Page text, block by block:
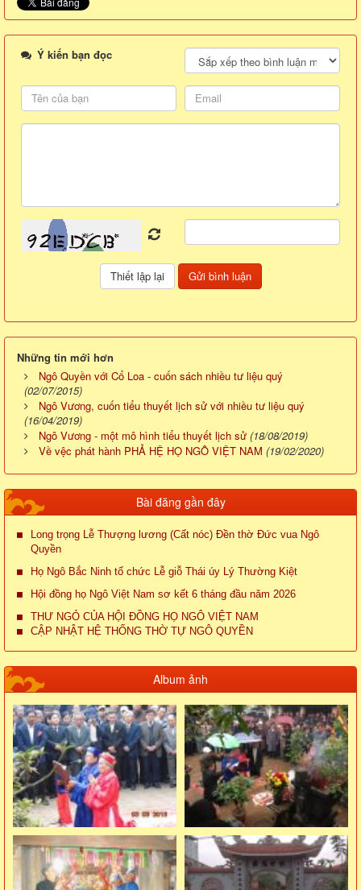
Ý kiến bạn đọc
Những tin mới hơn
Ngô Quyền với Cổ Loa - cuốn sách nhiều tư liệu quý
(02/07/2015)
Ngô Vương, cuốn tiểu thuyết lịch sử với nhiều tư liệu quý
(16/04/2019)
Ngô Vương - một mô hình tiểu thuyết lịch sử (18/08/2019)
Về vệc phát hành PHẢ HỆ HỌ NGÔ VIỆT NAM (19/02/2020)
Bài đăng gần đây
Long trọng Lễ Thượng lương (Cất nóc) Đền thờ Đức vua Ngô
Quyền
Họ Ngô Bắc Ninh tổ chức Lễ giỗ Thái úy Lý Thường Kiệt
Hội đồng họ Ngô Việt Nam sơ kết 6 tháng đầu năm 2026
THƯ NGỎ CỦA HỘI ĐỒNG HỌ NGÔ VIỆT NAM
CẬP NHẬT HỆ THỐNG THỜ TỰ NGÔ QUYỀN
Album ảnh